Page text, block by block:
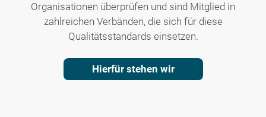
Organisationen überprüfen und sind Mitglied in
zahlreichen Verbänden, die sich für diese
Qualitätsstandards einsetzen.
Hierfür stehen wir